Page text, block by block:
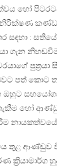
හෝ
නිරීක්ෂණ
සඳහා :
ගැන
පත් කොට
ඔහුට
හෝ
තුළ ආණ්ඩුව
ක්‍රියාමාර්ග